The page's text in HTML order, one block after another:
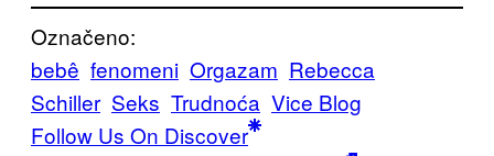
Označeno:
bebê fenomeni Orgazam Rebecca
Schiller Seks Trudnoća Vice Blog
Follow Us On Discover